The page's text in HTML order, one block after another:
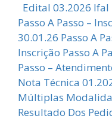
Edital 03.2026 Ifal
Passo A Passo –
30.01.26 Passo A
Inscrição Passo A
Passo –
Nota Técnica
Múltiplas
Resultado Dos